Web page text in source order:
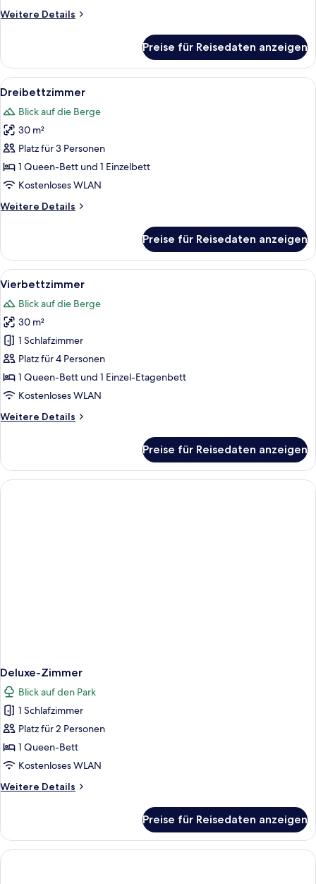
Weitere Details
Weitere
Preise für Reisedaten anzeigen
Alle
Fotos
für
Dreibettzimmer
anzeigen
Zimmersafe, Schreibtisch, kostenloses
4
Dreibettzimmer
Blick auf die Berge
30 m²
Platz für 3 Personen
1 Queen-Bett und 1 Einzelbett
Kostenloses WLAN
Weitere Details
Weitere
Preise für Reisedaten anzeigen
Alle
Fotos
für
Vierbettzimmer
anzeigen
Zimmersafe, Schreibtisch, kostenloses
4
Vierbettzimmer
Blick auf die Berge
30 m²
1 Schlafzimmer
Platz für 4 Personen
1 Queen-Bett und 1 Einzel-Etagenbett
Kostenloses WLAN
Weitere Details
Weitere
Preise für Reisedaten anzeigen
Deluxe-Zimmer
Blick auf den Park
1 Schlafzimmer
Platz für 2 Personen
1 Queen-Bett
Kostenloses WLAN
Weitere Details
Weitere
Zimmer
Preise für Reisedaten anzeigen